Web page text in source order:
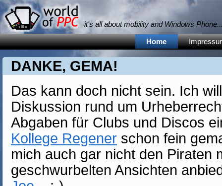
it's all about mobility and Windows
Home
DANKE, GEMA!
Das kann doch nicht sein. Ich
Diskussion rund um
Abgaben für Clubs und Discos
Kollege Regener schon fein
mich auch gar nicht den Piraten
geschwurbelten Ansichten